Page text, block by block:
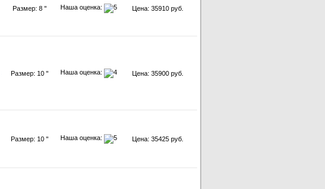
Размер: 8 '' Наша оценка: Цена: 35910 руб.
Размер: 10 '' Наша оценка: Цена: 35900 руб.
Размер: 10 '' Наша оценка: Цена: 35425 руб.